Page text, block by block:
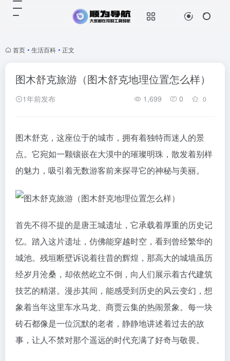
首页 • 生活百科 • 正文
图木舒克旅游（图木舒克地理位置怎么样）
1年前发布 1,699 0 0
图木舒克，这座位于的城市，拥有着独特而迷人的景
点。它宛如一颗镶嵌在大漠中的璀璨明珠，散发着别样
的魅力，吸引着无数游客前来探寻它的神秘与美丽。
首先不得不提的是唐王城遗址，它承载着厚重的历史记
忆。踏入这片遗址，仿佛能穿越时空，看到曾经繁华的
城池。残垣断壁诉说着往昔的辉煌，那高大的城墙虽历
经岁月沧桑，却依然屹立不倒，向人们展示着古代建筑
技艺的精湛。漫步其间，能感受到历史的风云变幻，想
象着当年这里车水马龙、商贾云集的热闹景象。每一块
砖石都像是一位沉默的老者，静静地讲述着过去的故
事，让人不禁对那个遥远的时代充满了好奇与敬畏。